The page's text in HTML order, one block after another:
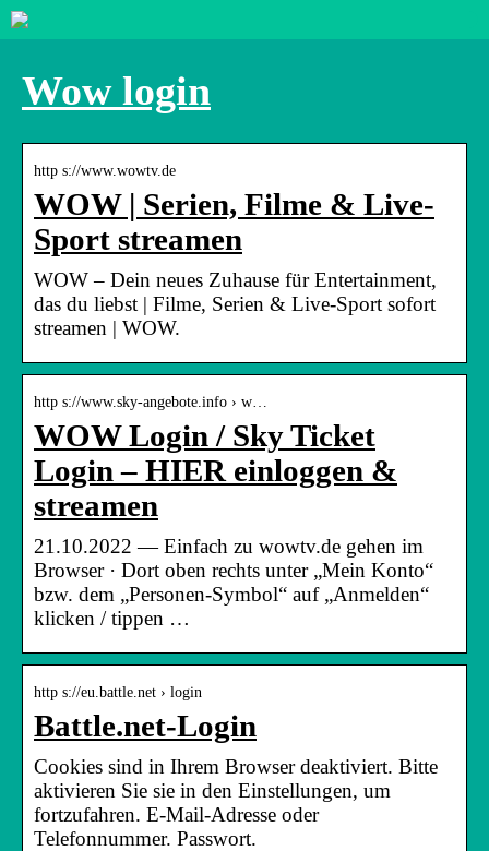
Wow login
http s://www.wowtv.de
WOW | Serien, Filme & Live-
Sport streamen
WOW – Dein neues Zuhause für Entertainment,
das du liebst | Filme, Serien & Live-Sport sofort
streamen | WOW.
http s://www.sky-angebote.info › w…
WOW Login / Sky Ticket
Login – HIER einloggen &
streamen
21.10.2022 — Einfach zu wowtv.de gehen im
Browser · Dort oben rechts unter „Mein Konto“
bzw. dem „Personen-Symbol“ auf „Anmelden“
klicken / tippen …
http s://eu.battle.net › login
Battle.net-Login
Cookies sind in Ihrem Browser deaktiviert. Bitte
aktivieren Sie sie in den Einstellungen, um
fortzufahren. E-Mail-Adresse oder
Telefonnummer. Passwort.